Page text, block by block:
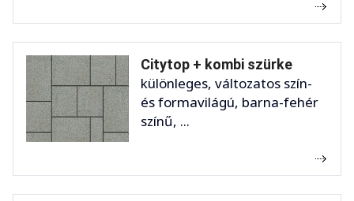
Citytop + kombi szürke
különleges, változatos szín-
és formavilágú, barna-fehér
színű, ...